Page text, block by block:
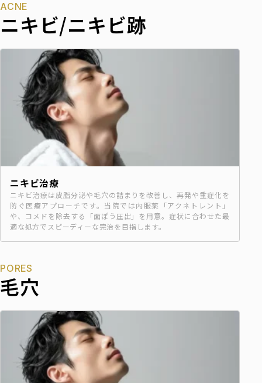
ニキビ/ニキビ跡
ACNE
ニキビ治療
ニキビ治療は皮脂分泌や毛穴の詰まりを改善し、再発や重症化を
防ぐ医療アプローチです。当院では内服薬「アクネトレント」
や、コメドを除去する「面ぽう圧出」を用意。症状に合わせた最
適な処方でスピーディーな完治を目指します。
毛穴
PORES